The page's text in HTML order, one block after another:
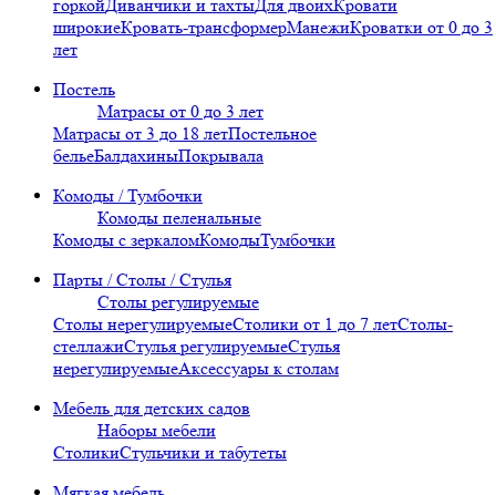
горкойДиванчики и тахтыДля двоихКровати
широкиеКровать-трансформерМанежиКроватки от 0 до 3
лет
Постель
Матрасы от 0 до 3 лет
Матрасы от 3 до 18 летПостельное
бельеБалдахиныПокрывала
Комоды / Тумбочки
Комоды пеленальные
Комоды с зеркаломКомодыТумбочки
Парты / Столы / Стулья
Столы регулируемые
Столы нерегулируемыеСтолики от 1 до 7 летСтолы-
стеллажиСтулья регулируемыеСтулья
нерегулируемыеАксессуары к столам
Мебель для детских садов
Наборы мебели
СтоликиСтульчики и табутеты